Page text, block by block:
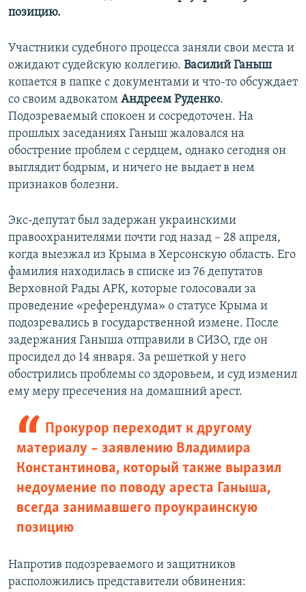
позицию.
Участники судебного процесса заняли свои места и
ожидают судейскую коллегию. Василий Ганыш
копается в папке с документами и что-то обсуждает
со своим адвокатом Андреем Руденко.
Подозреваемый спокоен и сосредоточен. На
прошлых заседаниях Ганыш жаловался на
обострение проблем с сердцем, однако сегодня он
выглядит бодрым, и ничего не выдает в нем
признаков болезни.
Экс-депутат был задержан украинскими
правоохранителями почти год назад – 28 апреля,
когда выезжал из Крыма в Херсонскую область. Его
фамилия находилась в списке из 76 депутатов
Верховной Рады АРК, которые голосовали за
проведение «референдума» о статусе Крыма и
подозревались в государственной измене. После
задержания Ганыша отправили в СИЗО, где он
просидел до 14 января. За решеткой у него
обострились проблемы со здоровьем, и суд изменил
ему меру пресечения на домашний арест.
Прокурор переходит к другому
материалу – заявлению Владимира
Константинова, который также выразил
недоумение по поводу ареста Ганыша,
всегда занимавшего проукраинскую
позицию
Напротив подозреваемого и защитников
расположились представители обвинения: